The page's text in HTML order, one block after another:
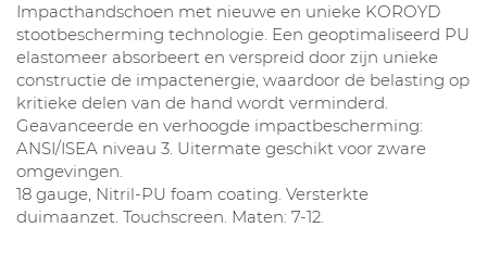
Impacthandschoen met nieuwe en unieke KOROYD
stootbescherming technologie. Een geoptimaliseerd PU
elastomeer absorbeert en verspreid door zijn unieke
constructie de impactenergie, waardoor de belasting op
kritieke delen van de hand wordt verminderd.
Geavanceerde en verhoogde impactbescherming:
ANSI/ISEA niveau 3. Uitermate geschikt voor zware
omgevingen.
18 gauge, Nitril-PU foam coating. Versterkte
duimaanzet. Touchscreen. Maten: 7-12.